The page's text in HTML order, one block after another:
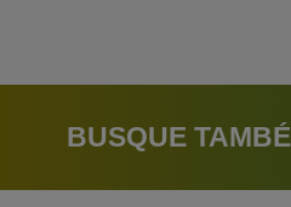
BUSQUE